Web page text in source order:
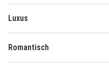
Luxus
Romantisch